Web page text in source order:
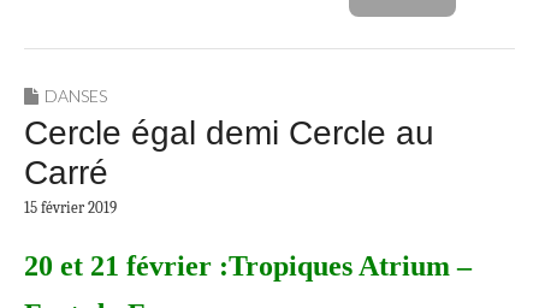
DANSES
Cercle égal demi Cercle au
Carré
15 février 2019
20 et 21 février :Tropiques Atrium –